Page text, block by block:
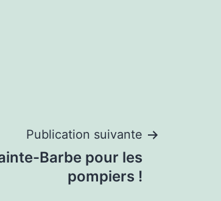
Publication suivante
Barbe pour les
pompiers !